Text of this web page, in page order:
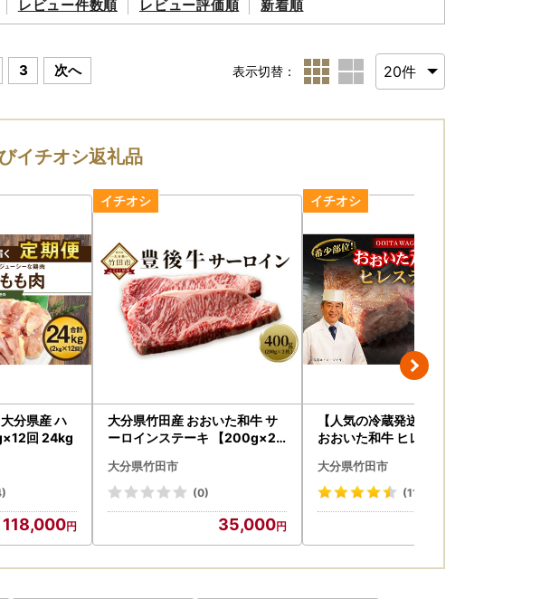
更いたしました。
イン上で完結します。
レビュー件数順 レビュー評価順 新着順
3 次へ 表示切替：
イチオシ返礼品
分県産 ハ
回 24kg
118,000
大分県竹田産 おおいた和牛 サ
ーロインステーキ 【200g×2
大分県竹田市
(0)
35,000
【人気の冷蔵発送】希少部位！
おおいた和牛 ヒレステーキ 15
大分県竹田市
(11)